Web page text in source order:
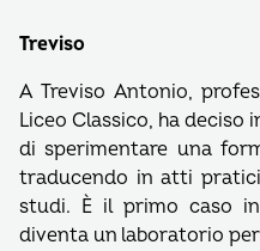
Treviso
A Treviso Antonio,
Liceo Classico, ha deciso
di sperimentare una
traducendo in atti
studi. È il primo caso
diventa un laboratorio